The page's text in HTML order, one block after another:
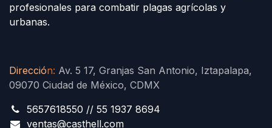
profesionales para combatir plagas agrícolas y
urbanas.
Dirección: Av. 5 17, Granjas San Antonio, Iztapalapa,
09070 Ciudad de México, CDMX
5657618550 // 55 1937 8694
ventas@casthell.com